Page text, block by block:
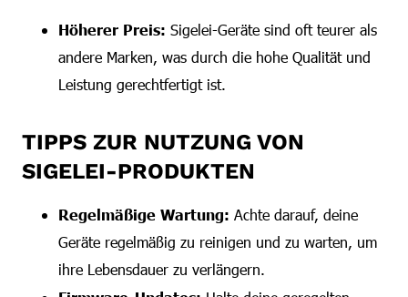
Höherer Preis: Sigelei-Geräte sind oft teurer als
andere Marken, was durch die hohe Qualität und
Leistung gerechtfertigt ist.
TIPPS ZUR NUTZUNG VON
SIGELEI-PRODUKTEN
Regelmäßige Wartung: Achte darauf, deine
Geräte regelmäßig zu reinigen und zu warten, um
ihre Lebensdauer zu verlängern.